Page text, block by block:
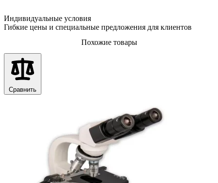
Индивидуальные условия
Гибкие цены и специальные предложения для клиентов
Похожие товары
Сравнить